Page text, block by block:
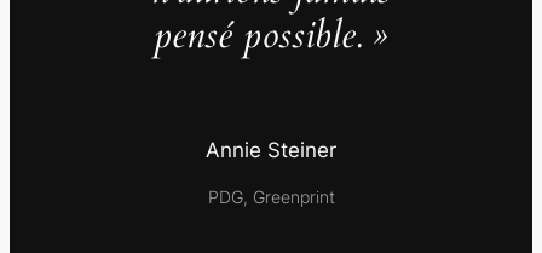
pensé possible. »
Annie Steiner
PDG, Greenprint